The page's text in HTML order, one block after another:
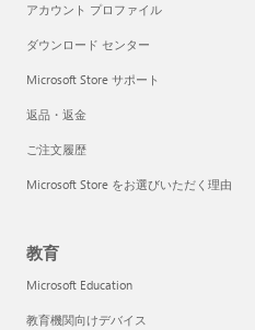
アカウント プロファイル
ダウンロード センター
Microsoft Store サポート
返品・返金
ご注文履歴
Microsoft Store をお選びいただく理由
教育
Microsoft Education
教育機関向けデバイス